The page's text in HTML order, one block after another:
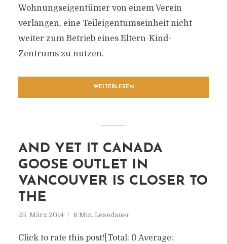
Wohnungseigentümer von einem Verein
verlangen, eine Teileigentumseinheit nicht
weiter zum Betrieb eines Eltern-Kind-
Zentrums zu nutzen.
WEITERLESEN
AND YET IT CANADA
GOOSE OUTLET IN
VANCOUVER IS CLOSER TO
THE
25. März 2014 6 Min. Lesedauer
Click to rate this post![Total: 0 Average: